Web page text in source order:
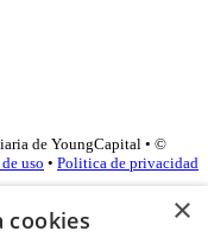
de YoungCapital • ©
uso • Politica de privacidad
×
cookies